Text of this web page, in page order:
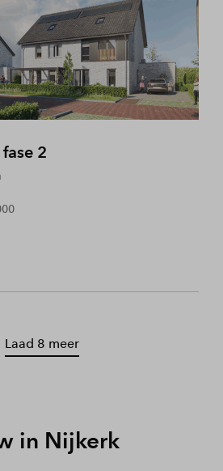
2
Laad 8 meer
in Nijkerk